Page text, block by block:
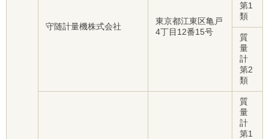
守随計量機株式会社
東京都江東区亀戸
4丁目12番15号
第1
類
質
量
計
第2
類
質
量
計
第1